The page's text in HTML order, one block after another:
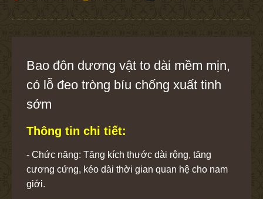
Bao đôn dương vật to dài mềm mịn,
có lỗ đeo tròng bíu chống xuất tinh
sớm
Thông tin chi tiết:
- Chức năng: Tăng kích thước dài rộng, tăng
cương cứng, kéo dài thời gian quan hệ cho nam
giới.